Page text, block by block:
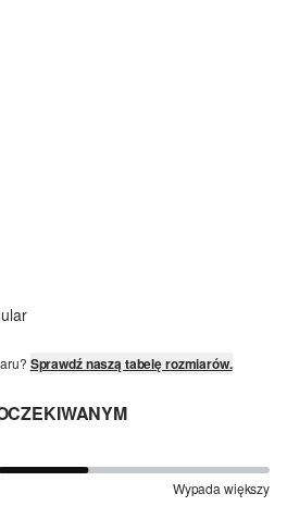
Sprawdź naszą tabelę rozmiarów.
Wypada większy